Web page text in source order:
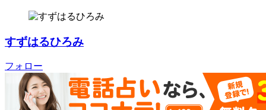
すずはるひろみ
フォロー